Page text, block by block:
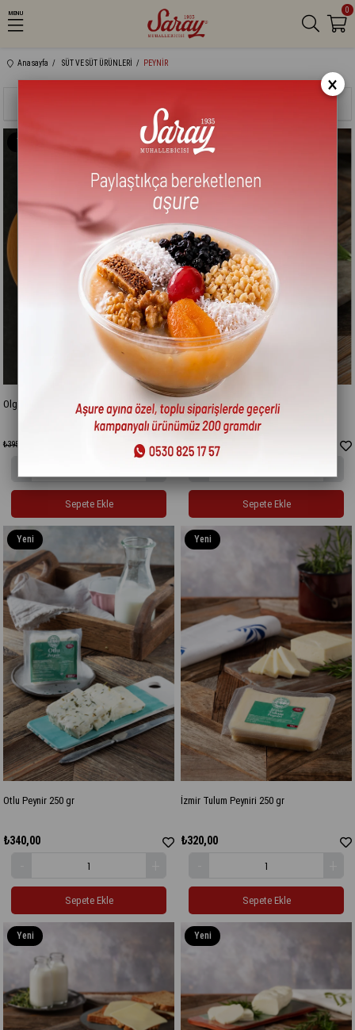
MENU 0
Anasayfa SÜT VE SÜT ÜRÜNLERİ PEYNİR
Olgunlaştırılmış Tulum Peyniri 175 gr
₺395,00
%27
Yeni
Sepete Ekle
Fesleğenli Eski Kaşar Peynir 200 gr
₺320,00
Yeni
Sepete Ekle
Otlu Peynir 250 gr
₺340,00
Yeni
Ürün
Sepete Ekle
İzmir Tulum Peyniri 250 gr
₺320,00
Yeni
Sepete Ekle
Yeni
Ürün
Yeni
×